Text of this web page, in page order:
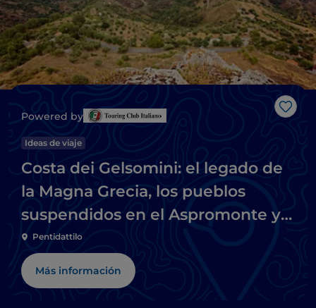
Me
Powered by
Ideas de viaje
Costa dei Gelsomini: el legado de
la Magna Grecia, los pueblos
suspendidos en el Aspromonte y
las playas del mar Jónico
Pentidattilo
Más información